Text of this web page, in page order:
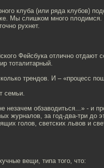
клуба (или ряда клубов)
Мы слишком много
рухнет.
Фейсбука отлично отдают
тоталитарный.
трендов. И – «процесс
семьи.
обзаводиться...» - и
журналов, за год-два-три до
голов, светских львов и
вещи, типа того, что: